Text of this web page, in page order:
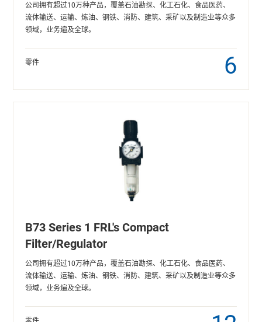
公司拥有超过10万种产品，覆盖石油勘探、化工石化、食品医药、
流体输送、运输、炼油、钢铁、消防、建筑、采矿以及制造业等众多
领域，业务遍及全球。
零件 6
B73 Series 1 FRL's Compact
Filter/Regulator
公司拥有超过10万种产品，覆盖石油勘探、化工石化、食品医药、
流体输送、运输、炼油、钢铁、消防、建筑、采矿以及制造业等众多
领域，业务遍及全球。